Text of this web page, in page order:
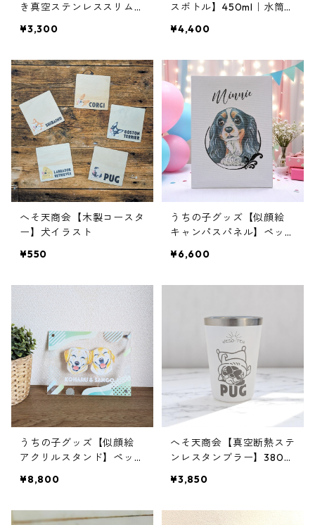
き真空ステンレススリムボ
l｜犬イラスト
¥3,300
スボトル】450ml｜水筒｜
¥4,400
へそ天商会【木製コースタ
ー】犬イラスト
¥550
うちの子グッズ【似顔絵
キャンパスパネル】ペット
スト｜動物
¥6,600
うちの子グッズ【似顔絵
アクリルスタンド】ペット
¥8,800
へそ天商会【真空断熱ステ
ンレスタンブラー】380ml
¥3,850